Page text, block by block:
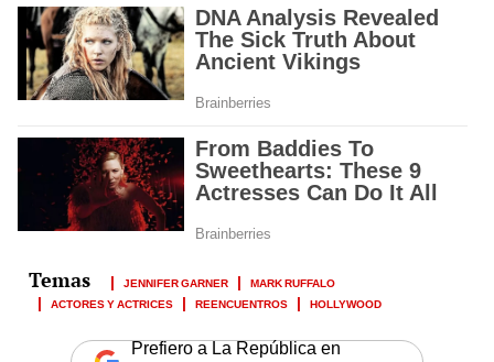
JENNIFER GARNER
MARK RUFFALO
ACTORES Y ACTRICES
REENCUENTROS HOLLYWOOD
Prefiero a La República en